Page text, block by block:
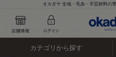
オカダヤ 生地・毛糸・手芸材料の
カテゴリから探す